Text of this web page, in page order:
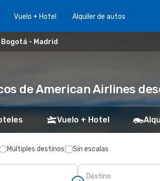
Vuelo + Hotel Alquiler de autos
Bogotá - Madrid
de American Airlines
Vuelo + Hotel
Múltiples destinos Sin escalas
Destino